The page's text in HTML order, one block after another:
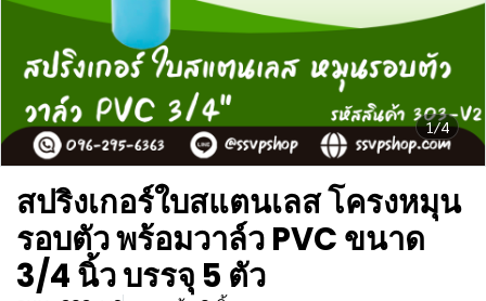
1/4
สปริงเกอร์ใบสแตนเลส โครงหมุน
รอบตัว พร้อมวาล์ว PVC ขนาด
3/4 นิ้ว บรรจุ 5 ตัว